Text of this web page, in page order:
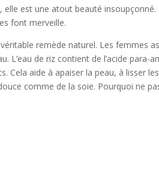
elle est une atout beauté
font merveille.
remède naturel. Les femmes
L’eau de riz contient de l’acide
aide à apaiser la peau, à lisser
comme de la soie. Pourquoi ne